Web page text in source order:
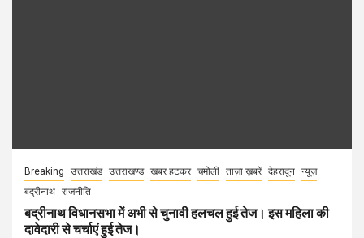
Breaking उत्तराखंड उत्तराखण्ड खबर हटकर चमोली ताज़ा ख़बरें देहरादून न्यूज़
बद्रीनाथ राजनीति
बद्रीनाथ विधानसभा में अभी से चुनावी हलचल हुई तेज। इस महिला की
दावेदारी से चर्चाएं हुई तेज।